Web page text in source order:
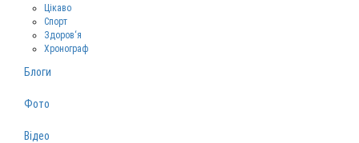
Цікаво
Спорт
Здоров‘я
Хронограф
Блоги
Фото
Відео